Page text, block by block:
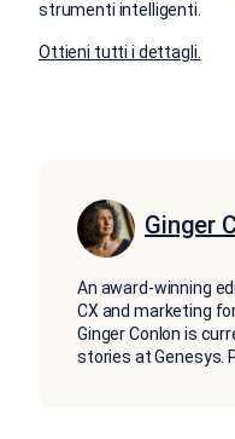
strumenti intelligenti.
Ottieni tutti i dettagli.
Ginger
An award-winning
CX and marketing
Ginger Conlon is
stories at Genesys.